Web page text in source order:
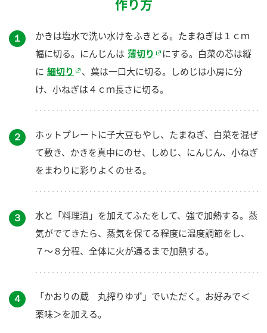
作り方
１
かきは塩水で洗い水けをふきとる。たまねぎは１ｃｍ
幅に切る。にんじんは 薄切り
にする。白菜の芯は縦
に 細切り
、葉は一口大に切る。しめじは小房に分
け、小ねぎは４ｃｍ長さに切る。
２
ホットプレートに子大豆もやし、たまねぎ、白菜を混ぜ
て敷き、かきを真中にのせ、しめじ、にんじん、小ねぎ
をまわりに彩りよくのせる。
３
水と「料理酒」を加えてふたをして、強で加熱する。蒸
気がでてきたら、蒸気を保てる程度に温度調節をし、
７～８分程、全体に火が通るまで加熱する。
４
「かおりの蔵 丸搾りゆず」でいただく。お好みで＜
薬味＞を加える。